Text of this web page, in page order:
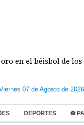
béisbol de los
07 de Agosto de 2026
DEPORTES ⚽